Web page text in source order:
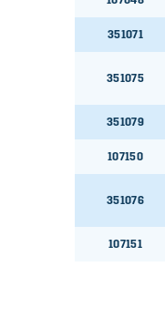
107150
351076
351076
107151
107151
351071
351075
351079
107150
351076
107151